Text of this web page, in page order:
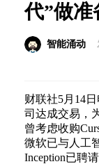
代”做准
智能涌动
财联社5月14
司达成交易，
曾考虑收购
微软已与人工
Inception已聘